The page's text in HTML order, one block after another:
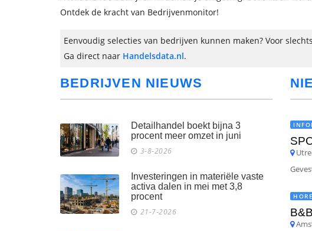
Ontdek de kracht van Bedrijvenmonitor!
Eenvoudig selecties van bedrijven kunnen maken? Voor
Ga direct naar Handelsdata.nl.
BEDRIJVEN NIEUWS
Detailhandel boekt bijna 3
procent meer omzet in juni
3-8-2026
Investeringen in materiële vaste
activa dalen in mei met 3,8
procent
21-7-2026